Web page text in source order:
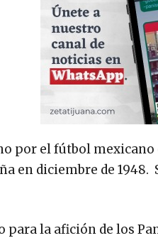
por el fútbol mexicano
en diciembre de
la afición de los